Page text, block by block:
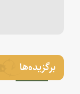
برگزیده‌ها